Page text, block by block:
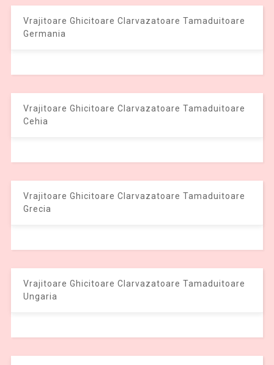
Vrajitoare Ghicitoare Clarvazatoare Tamaduitoare
Germania
Vrajitoare Ghicitoare Clarvazatoare Tamaduitoare
Cehia
Vrajitoare Ghicitoare Clarvazatoare Tamaduitoare
Grecia
Vrajitoare Ghicitoare Clarvazatoare Tamaduitoare
Ungaria